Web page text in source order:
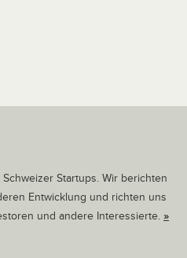
Startups. Wir berichten
Entwicklung und richten uns
und andere Interessierte. »